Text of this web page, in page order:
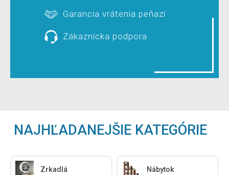
Garancia vrátenia peňazí
Zákaznícka podpora
NAJHĽADANEJŠIE KATEGÓRIE
Zrkadlá Nábytok